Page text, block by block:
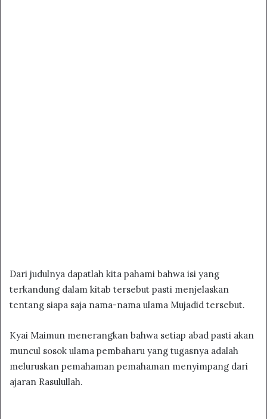
Dari judulnya dapatlah kita pahami bahwa isi yang
terkandung dalam kitab tersebut pasti menjelaskan
tentang siapa saja nama-nama ulama Mujadid tersebut.
Kyai Maimun menerangkan bahwa setiap abad pasti akan
muncul sosok ulama pembaharu yang tugasnya adalah
meluruskan pemahaman pemahaman menyimpang dari
ajaran Rasulullah.